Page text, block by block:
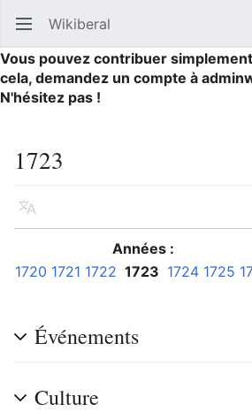
Ouvrir le menu principal Wikiberal
Vous pouvez contribuer
cela, demandez un compte à
N'hésitez pas !
1723
Langue
Années :
1720 1721 1722 1723 1724 1725
Événements
Culture